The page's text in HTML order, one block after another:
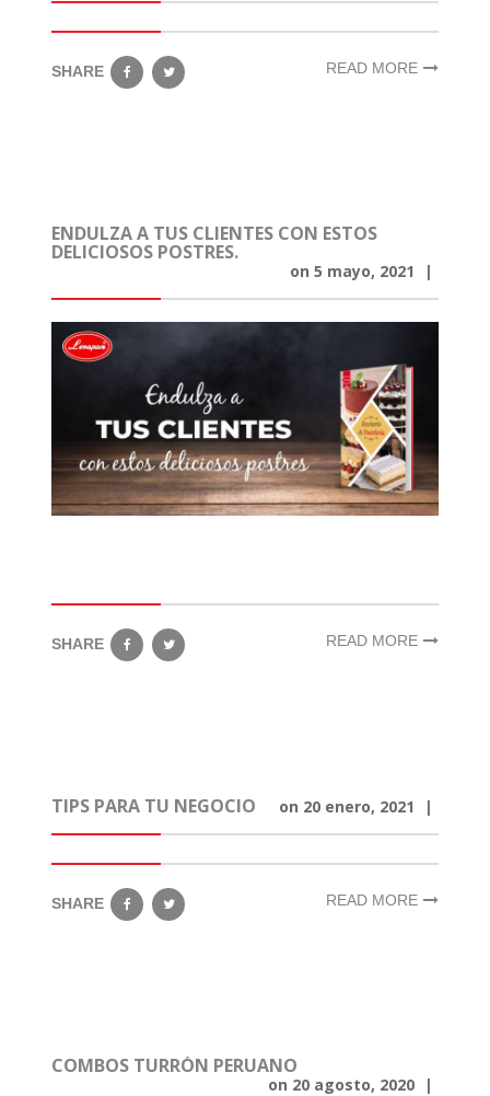
SHARE READ MORE
ENDULZA A TUS CLIENTES CON ESTOS
DELICIOSOS POSTRES.
on 5 mayo, 2021 |
SHARE READ MORE
TIPS PARA TU NEGOCIO on 20 enero, 2021 |
SHARE READ MORE
COMBOS TURRÓN PERUANO
on 20 agosto, 2020 |